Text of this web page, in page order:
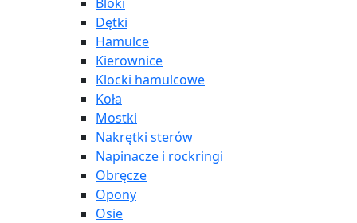
Dętki
Hamulce
Kierownice
Klocki hamulcowe
Koła
Mostki
Nakrętki sterów
Napinacze i rockringi
Obręcze
Opony
Osie